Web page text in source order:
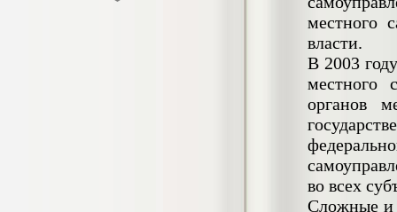
местного
власти.
В 2003
местного
органов
во всех
Сложные и